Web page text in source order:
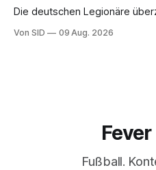
Die deutschen Legionäre
Von SID 09 Aug. 2026
Fußball.